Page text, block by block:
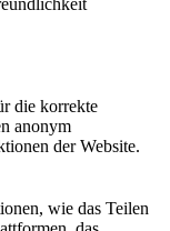
die korrekte
anonym
der Website.
wie das Teilen